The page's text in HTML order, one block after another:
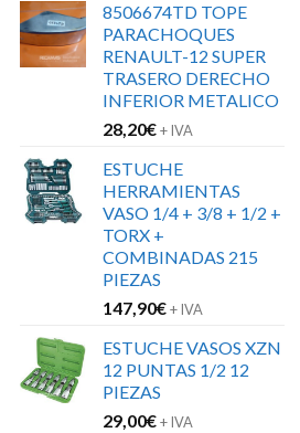
8506674TD TOPE
PARACHOQUES
RENAULT-12 SUPER
TRASERO DERECHO
INFERIOR METALICO
28,20€+ IVA
ESTUCHE
HERRAMIENTAS
VASO 1/4 + 3/8 + 1/2 +
TORX +
COMBINADAS 215
PIEZAS
147,90€+ IVA
ESTUCHE VASOS XZN
12 PUNTAS 1/2 12
PIEZAS
29,00€+ IVA